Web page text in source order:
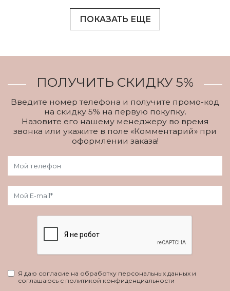
ПОКАЗАТЬ ЕЩЕ
ПОЛУЧИТЬ СКИДКУ 5%
Введите номер телефона и получите промо-код
на скидку 5% на первую покупку.
Назовите его нашему менеджеру во время
звонка или укажите в поле «Комментарий» при
оформлении заказа!
Я даю согласие на обработку персональных данных и
соглашаюсь с политикой конфиденциальности